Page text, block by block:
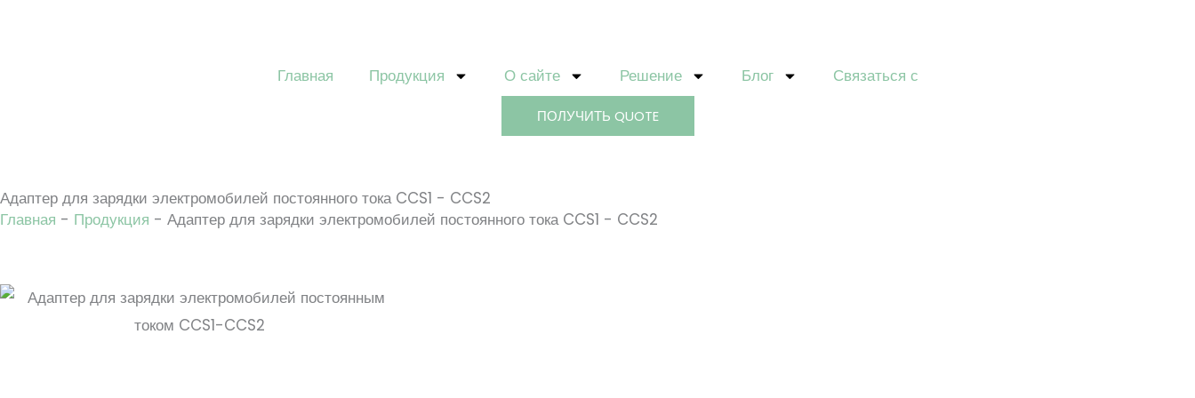
Главная Продукция О сайте Решение Блог Связаться с
ПОЛУЧИТЬ QUOTE
Адаптер для зарядки электромобилей постоянного тока CCS1 - CCS2
Главная - Продукция - Адаптер для зарядки электромобилей постоянного тока CCS1 - CCS2